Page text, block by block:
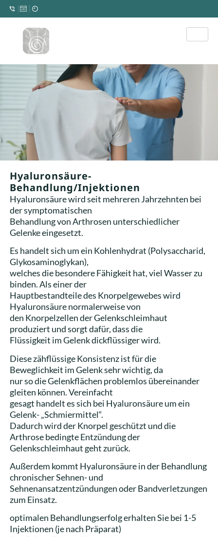
Hyaluronsäure-
Behandlung/Injektionen
Hyaluronsäure wird seit mehreren Jahrzehnten bei
der symptomatischen
Behandlung von Arthrosen unterschiedlicher
Gelenke eingesetzt.
Es handelt sich um ein Kohlenhydrat (Polysaccharid,
Glykosaminoglykan),
welches die besondere Fähigkeit hat, viel Wasser zu
binden. Als einer der
Hauptbestandteile des Knorpelgewebes wird
Hyaluronsäure normalerweise von
den Knorpelzellen der Gelenkschleimhaut
produziert und sorgt dafür, dass die
Flüssigkeit im Gelenk dickflüssiger wird.
Diese zähflüssige Konsistenz ist für die
Beweglichkeit im Gelenk sehr wichtig, da
nur so die Gelenkflächen problemlos übereinander
gleiten können. Vereinfacht
gesagt handelt es sich bei Hyaluronsäure um ein
Gelenk- „Schmiermittel“.
Dadurch wird der Knorpel geschützt und die
Arthrose bedingte Entzündung der
Gelenkschleimhaut geht zurück.
Außerdem kommt Hyaluronsäure in der Behandlung
chronischer Sehnen- und
Sehnenansatzentzündungen oder Bandverletzungen
zum Einsatz.
optimalen Behandlungserfolg erhalten Sie bei 1-5
Injektionen (je nach Präparat)